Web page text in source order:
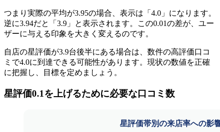
つまり実際の平均が3.95の場合、表示は「4.0」になります。
逆に3.94だと「3.9」と表示されます。この0.01の差が、ユー
ザーに与える印象を大きく変えるのです。
自店の星評価が3.9台後半にある場合は、数件の高評価口コ
ミで4.0に到達できる可能性があります。現状の数値を正確
に把握し、目標を定めましょう。
星評価0.1を上げるために必要な口コミ数